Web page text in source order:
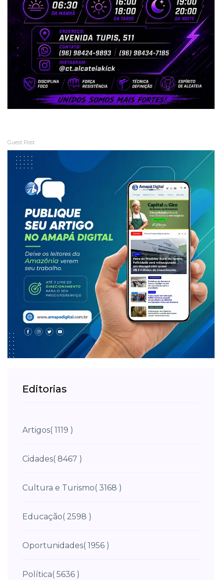
Guest Post
Editorias
Artigos( 1119 )
Cidades( 8467 )
Cultura e Turismo( 3168 )
Educação( 2598 )
Oportunidades( 1956 )
Política( 5636 )